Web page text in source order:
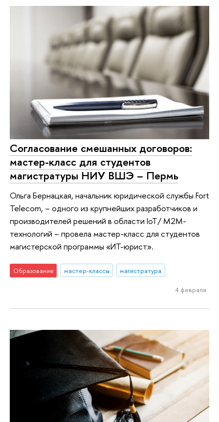
Согласование смешанных договоров:
мастер-класс для студентов
магистратуры НИУ ВШЭ – Пермь
Ольга Бернацкая, начальник юридической службы Fort
Telecom, – одного из крупнейших разработчиков и
производителей решений в области IoT/ М2М-
технологий – провела мастер-класс для студентов
магистерской программы «ИТ-юрист».
Образование мастер-классы магистратура
4 февраля